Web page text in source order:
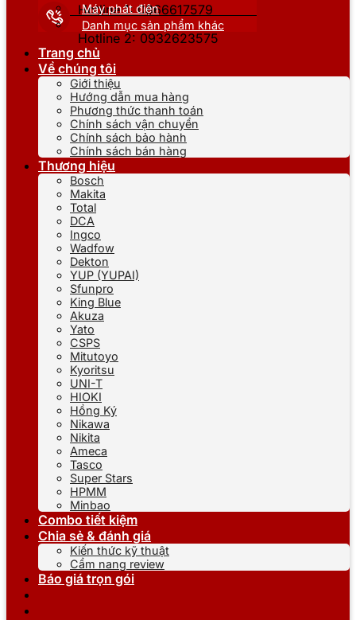
Hotline 1: 0866617579
Hotline 2: 0932623575
Máy phát điện
Danh mục sản phẩm khác
Trang chủ
Về chúng tôi
Giới thiệu
Hướng dẫn mua hàng
Phương thức thanh toán
Chính sách vận chuyển
Chính sách bảo hành
Chính sách bán hàng
Thương hiệu
Bosch
Makita
Total
DCA
Ingco
Wadfow
Dekton
YUP (YUPAI)
Sfunpro
King Blue
Akuza
Yato
CSPS
Mitutoyo
Kyoritsu
UNI-T
HIOKI
Hồng Ký
Nikawa
Nikita
Ameca
Tasco
Super Stars
HPMM
Minbao
Combo tiết kiệm
Chia sẻ & đánh giá
Kiến thức kỹ thuật
Cẩm nang review
Báo giá trọn gói